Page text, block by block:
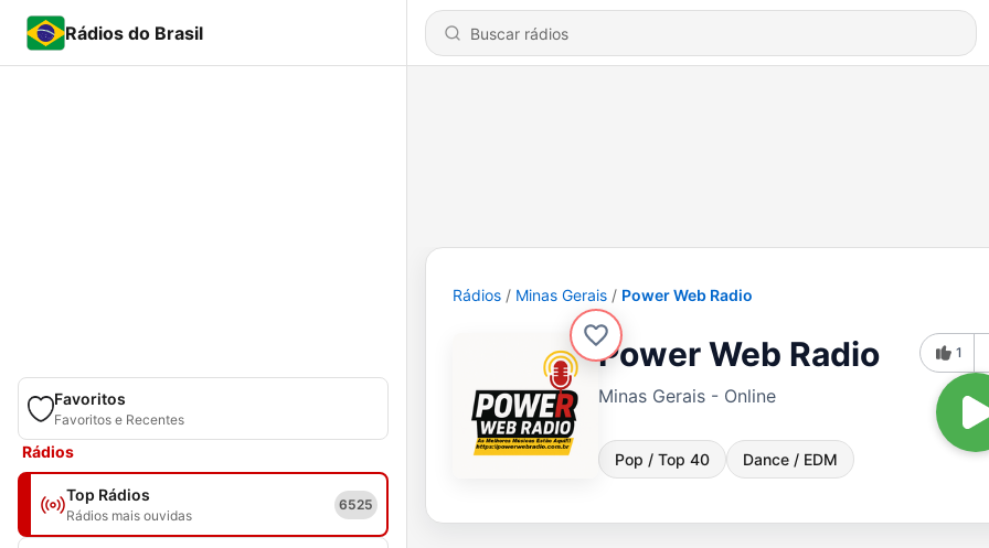
Rádios do Brasil
Favoritos
Favoritos e Recentes
Rádios
Top Rádios
Rádios mais ouvidas
6525
Rádios Minas Gerais Power Web Radio
Power Web Radio
Minas Gerais - Online
Pop / Top 40 Dance / EDM
1